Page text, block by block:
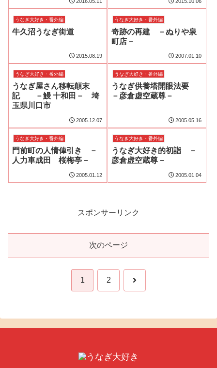
うなぎ大好き・番外編
牛久沼うなぎ街道
2015.08.19
うなぎ大好き・番外編
奇跡の再建 －ぬりや泉
町店－
2007.01.10
うなぎ大好き・番外編
うなぎ屋さん移転顛末
記 －鰻 十和田－ 埼
玉県川口市
2005.12.07
うなぎ大好き・番外編
うなぎ供養塔開眼法要
－彦倉虚空蔵尊－
2005.05.16
うなぎ大好き・番外編
門前町の人情俥引き －
人力車成田 桜梅亭－
2005.01.12
うなぎ大好き・番外編
うなぎ大好き的初詣 －
彦倉虚空蔵尊－
2005.01.04
スポンサーリンク
次のページ
1 2 次